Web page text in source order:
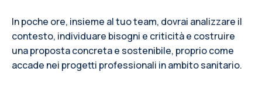
In poche ore, insieme al tuo team, dovrai analizzare il
contesto, individuare bisogni e criticità e costruire
una proposta concreta e sostenibile, proprio come
accade nei progetti professionali in ambito sanitario.